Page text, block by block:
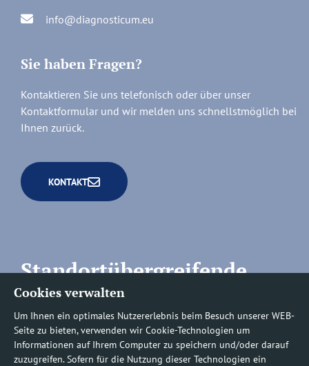
Cookies verwalten
Um Ihnen ein optimales Nutzererlebnis beim Besuch unserer WEB-
Seite zu bieten, verwenden wir Cookie-Technologien um
Informationen auf Ihrem Computer zu speichern und/oder darauf
zuzugreifen. Sofern für die Nutzung dieser Technologien ein
info@diagnosticum.eu
Sie haben Fragen?
Kontaktieren Sie uns telefonisch oder über unser
Kontaktformular und wir melden uns schnellstmöglich bei
Ihnen zurück.
KONTAKT
Standortübergreifende
Rufnummern